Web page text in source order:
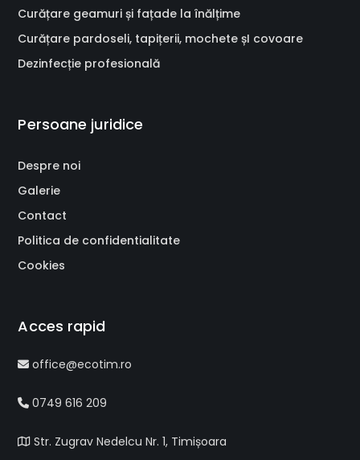
Curățare geamuri și fațade la înălțime
Curățare pardoseli, tapițerii, mochete șI covoare
Dezinfecție profesională
Persoane juridice
Despre noi
Galerie
Contact
Politica de confidentialitate
Cookies
Acces rapid
office@ecotim.ro
0749 616 209
Str. Zugrav Nedelcu Nr. 1, Timișoara